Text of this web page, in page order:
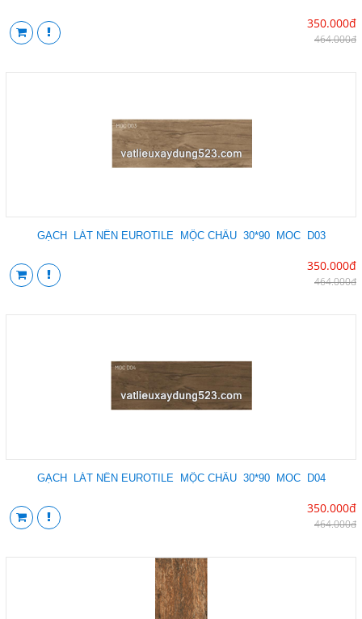
350.000đ
464.000đ
GẠCH LÁT NỀN EUROTILE MỘC CHÂU 30*90 MOC D03
350.000đ
464.000đ
GẠCH LÁT NỀN EUROTILE MỘC CHÂU 30*90 MOC D04
350.000đ
464.000đ